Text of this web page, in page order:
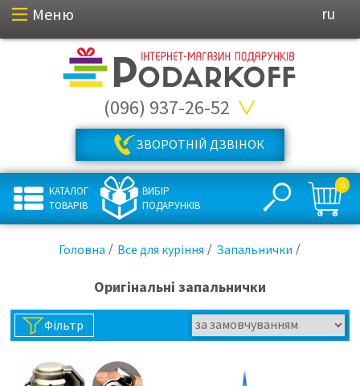
Меню ru
(096) 937-26-52
ЗВОРОТНІЙ ДЗВІНОК
КАТАЛОГ
ТОВАРІВ
ВИБІР
ПОДАРУНКІВ
0
Головна Все для куріння Запальнички
Оригінальні запальнички
Фільтр